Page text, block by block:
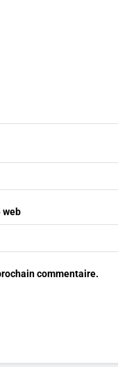
web
commentaire.